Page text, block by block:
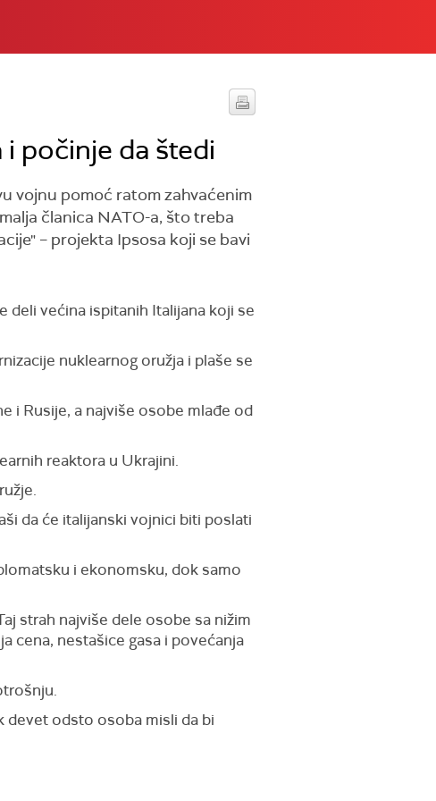
počinje da štedi
vojnu pomoć ratom zahvaćenim
članica NATO-a, što treba
– projekta Ipsosa koji se bavi
deli većina ispitanih Italijana koji se
nuklearnog oružja i plaše se
i Rusije, a najviše osobe mlađe od
reaktora u Ukrajini.
da će italijanski vojnici biti poslati
i ekonomsku, dok samo
strah najviše dele osobe sa nižim
cena, nestašice gasa i povećanja
devet odsto osoba misli da bi